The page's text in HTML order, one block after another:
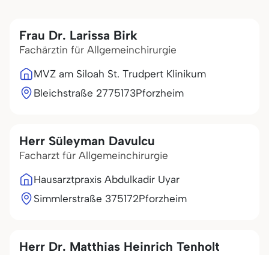
Frau Dr. Larissa Birk
Fachärztin für Allgemeinchirurgie
MVZ am Siloah St. Trudpert Klinikum
Bleichstraße 2775173Pforzheim
Herr Süleyman Davulcu
Facharzt für Allgemeinchirurgie
Hausarztpraxis Abdulkadir Uyar
Simmlerstraße 375172Pforzheim
Herr Dr. Matthias Heinrich Tenholt